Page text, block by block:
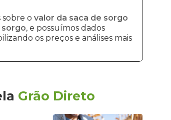
o valor da saca de sorgo
, e possuímos dados
os preços e análises mais
Grão Direto